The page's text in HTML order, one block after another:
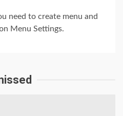
need to create menu and
Menu Settings.